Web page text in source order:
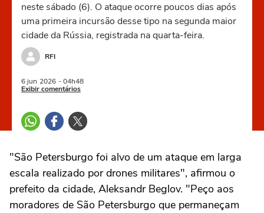
neste sábado (6). O ataque ocorre poucos dias após
uma primeira incursão desse tipo na segunda maior
cidade da Rússia, registrada na quarta-feira.
RFI
6 jun 2026 - 04h48
Exibir comentários
"São Petersburgo foi alvo de um ataque em larga
escala realizado por drones militares", afirmou o
prefeito da cidade, Aleksandr Beglov. "Peço aos
moradores de São Petersburgo que permaneçam